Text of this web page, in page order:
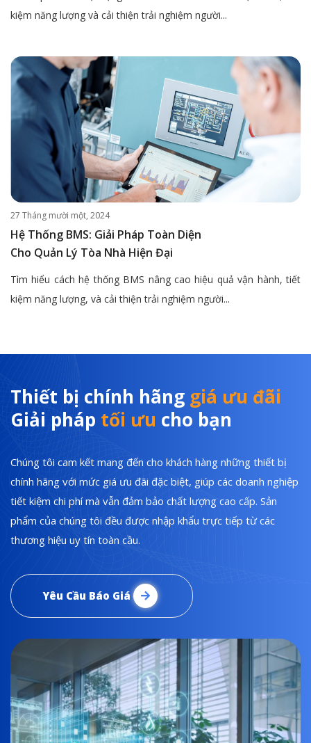
kiệm năng lượng và cải thiện trải nghiệm người...
27 Tháng mười một, 2024
Hệ Thống BMS: Giải Pháp Toàn Diện
Cho Quản Lý Tòa Nhà Hiện Đại
Tìm hiểu cách hệ thống BMS nâng cao hiệu quả vận hành, tiết
kiệm năng lượng, và cải thiện trải nghiệm người...
Thiết bị chính hãng giá ưu đãi
Giải pháp tối ưu cho bạn
Chúng tôi cam kết mang đến cho khách hàng những thiết bị
chính hãng với mức giá ưu đãi đặc biệt, giúp các doanh nghiệp
tiết kiệm chi phí mà vẫn đảm bảo chất lượng cao cấp. Sản
phẩm của chúng tôi đều được nhập khẩu trực tiếp từ các
thương hiệu uy tín toàn cầu.
Yêu Cầu Báo Giá